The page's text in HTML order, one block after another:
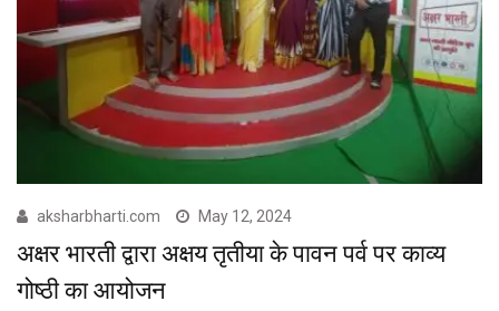
aksharbharti.com May 12, 2024
अक्षर भारती द्वारा अक्षय तृतीया के पावन पर्व पर काव्य
गोष्ठी का आयोजन